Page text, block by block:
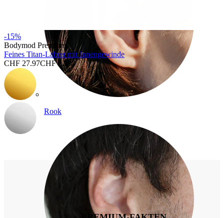
Rook
-15%
Bodymod Premium
Feines Titan-Labret mit Innengewinde
CHF 27.97CHF 32.90